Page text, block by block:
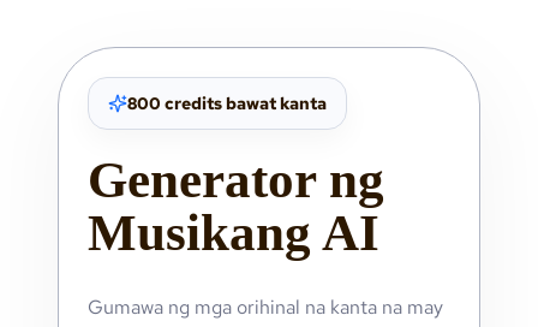
800 credits bawat kanta
Generator ng
Musikang AI
Gumawa ng mga orihinal na kanta na may